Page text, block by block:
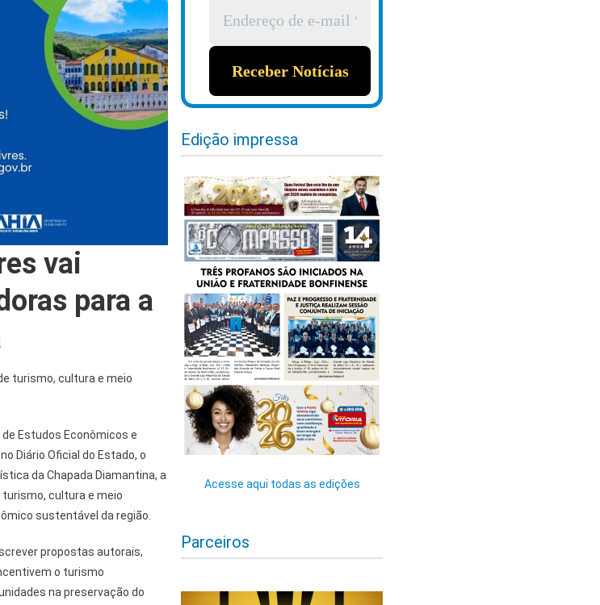
vai
para a
turismo, cultura e meio
Estudos Econômicos e
Diário Oficial do Estado, o
da Chapada Diamantina, a
cultura e meio
sustentável da região.
propostas autorais,
o turismo
na preservação do
Edição impressa
Acesse aqui todas as edições
Parceiros